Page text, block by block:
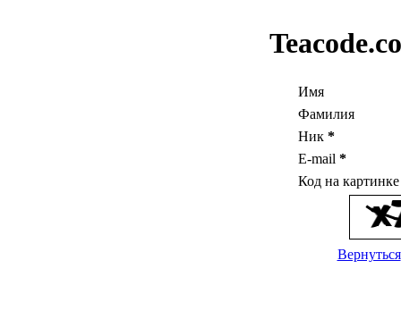
Имя
Фамилия
Ник *
E-mail *
Код на
Вернуться